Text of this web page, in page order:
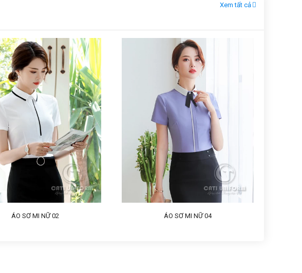
Xem tất cả
ÁO SƠ MI NỮ 02 ÁO SƠ MI NỮ 04